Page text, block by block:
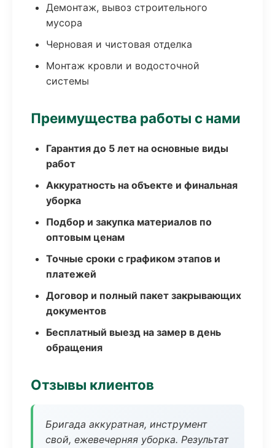
Демонтаж, вывоз строительного
мусора
Черновая и чистовая отделка
Монтаж кровли и водосточной
системы
Преимущества работы с нами
Гарантия до 5 лет на основные виды
работ
Аккуратность на объекте и финальная
уборка
Подбор и закупка материалов по
оптовым ценам
Точные сроки с графиком этапов и
платежей
Договор и полный пакет закрывающих
документов
Бесплатный выезд на замер в день
обращения
Отзывы клиентов
Бригада аккуратная, инструмент
свой, ежевечерняя уборка. Результат